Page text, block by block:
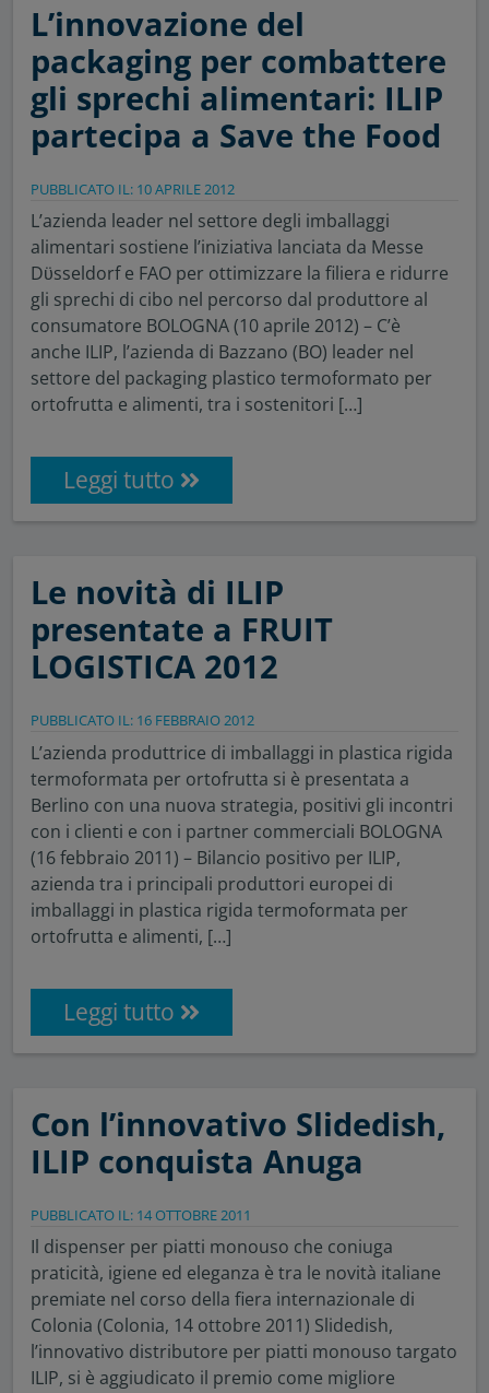
L’innovazione del
packaging per combattere
gli sprechi alimentari: ILIP
partecipa a Save the Food
PUBBLICATO IL: 10 APRILE 2012
L’azienda leader nel settore degli imballaggi
alimentari sostiene l’iniziativa lanciata da Messe
Dϋsseldorf e FAO per ottimizzare la filiera e ridurre
gli sprechi di cibo nel percorso dal produttore al
consumatore BOLOGNA (10 aprile 2012) – C’è
anche ILIP, l’azienda di Bazzano (BO) leader nel
settore del packaging plastico termoformato per
ortofrutta e alimenti, tra i sostenitori […]
Leggi tutto
Le novità di ILIP
presentate a FRUIT
LOGISTICA 2012
PUBBLICATO IL: 16 FEBBRAIO 2012
L’azienda produttrice di imballaggi in plastica rigida
termoformata per ortofrutta si è presentata a
Berlino con una nuova strategia, positivi gli incontri
con i clienti e con i partner commerciali BOLOGNA
(16 febbraio 2011) – Bilancio positivo per ILIP,
azienda tra i principali produttori europei di
imballaggi in plastica rigida termoformata per
ortofrutta e alimenti, […]
Leggi tutto
Con l’innovativo Slidedish,
ILIP conquista Anuga
PUBBLICATO IL: 14 OTTOBRE 2011
Il dispenser per piatti monouso che coniuga
praticità, igiene ed eleganza è tra le novità italiane
premiate nel corso della fiera internazionale di
Colonia (Colonia, 14 ottobre 2011) Slidedish,
l’innovativo distributore per piatti monouso targato
ILIP, si è aggiudicato il premio come migliore